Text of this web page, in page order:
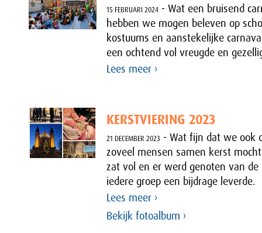
15 FEBRUARI 2024- Wat een bruisend
hebben we mogen beleven op
kostuums en aanstekelijke
een ochtend vol vreugde en
Lees meer ›
KERSTVIERING 2023
21 DECEMBER 2023 - Wat fijn dat we ook
zoveel mensen samen kerst
zat vol en er werd genoten van
iedere groep een bijdrage leverde.
Lees meer ›
Bekijk fotoalbum ›